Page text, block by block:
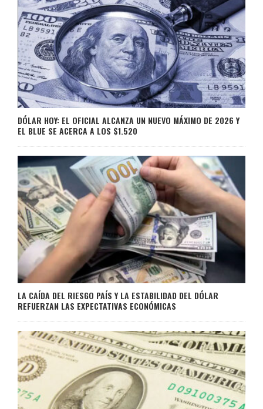
DÓLAR HOY: EL OFICIAL ALCANZA UN NUEVO MÁXIMO DE 2026 Y
EL BLUE SE ACERCA A LOS $1.520
LA CAÍDA DEL RIESGO PAÍS Y LA ESTABILIDAD DEL DÓLAR
REFUERZAN LAS EXPECTATIVAS ECONÓMICAS